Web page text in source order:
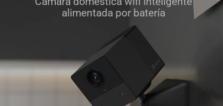
alimentada por batería